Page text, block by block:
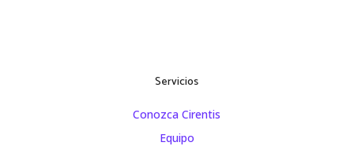
Servicios
Conozca Cirentis
Equipo